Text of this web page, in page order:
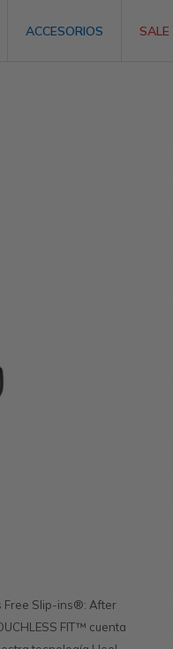
ACCESORIOS SALE
Free Slip-ins®: After
FIT™ cuenta